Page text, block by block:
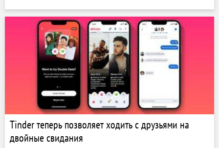
Tinder теперь позволяет ходить с друзьями на
двойные свидания